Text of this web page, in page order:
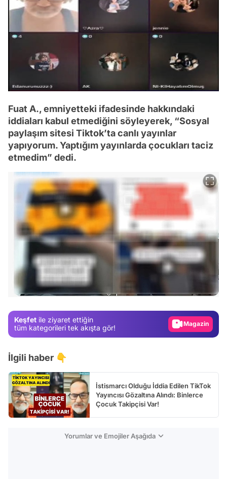
Fuat A., emniyetteki ifadesinde hakkındaki
iddiaları kabul etmediğini söyleyerek, “Sosyal
paylaşım sitesi Tiktok’ta canlı yayınlar
yapıyorum. Yaptığım yayınlarda çocukları taciz
etmedim” dedi.
Keşfet ile ziyaret ettiğin
tüm kategorileri tek akışta gör!
Video
Magazin
Video
İlgili haber 👇
İstismarcı Olduğu İddia Edilen TikTok
Yayıncısı Gözaltına Alındı: Binlerce
Çocuk Takipçisi Var!
Yorumlar ve Emojiler Aşağıda